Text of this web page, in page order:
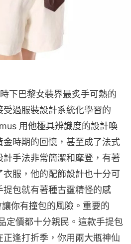
下巴黎女裝界最炙手可熱的
過服裝設計系統化學習的
用他極具辨識度的設計喚
時期的回憶，甚至成了法式
手法非常簡潔和摩登，有著
服，他的配飾設計也十分可
包就有著種古靈精怪的感
你有撞包的風險。重要的
定價都十分親民。這款手提包
逢打折季，你用兩大瓶神仙